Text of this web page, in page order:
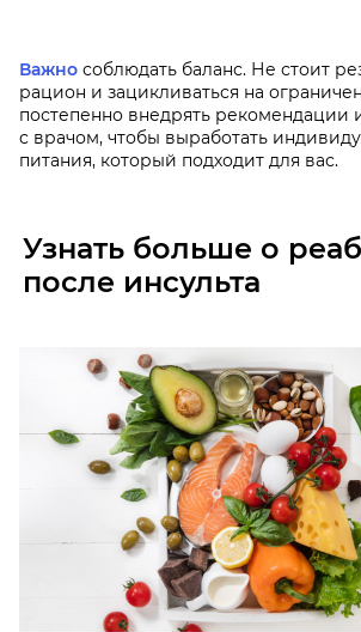
Важно соблюдать баланс. Не стоит
рацион и зацикливаться на
постепенно внедрять рекомендации
с врачом, чтобы выработать
питания, который подходит для вас.
Узнать больше о
после инсульта